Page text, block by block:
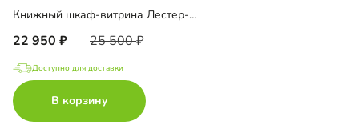
Книжный шкаф-витрина Лестер-7 с ящиками
22 950 25 500
Доступно для доставки
В корзину